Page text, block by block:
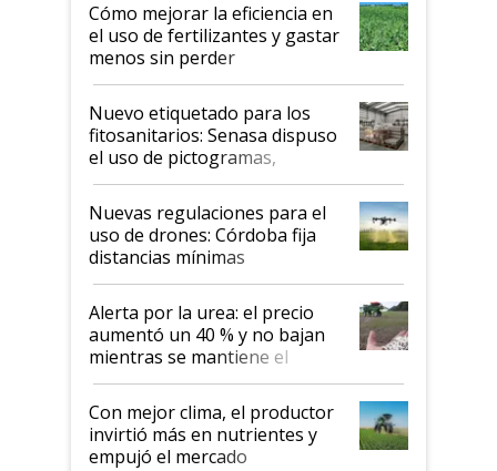
Cómo mejorar la eficiencia en
el uso de fertilizantes y gastar
menos sin perder
productividad en la campaña
fina
Nuevo etiquetado para los
fitosanitarios: Senasa dispuso
el uso de pictogramas,
palabras de advertencia e
indicaciones
Nuevas regulaciones para el
uso de drones: Córdoba fija
distancias mínimas
Alerta por la urea: el precio
aumentó un 40 % y no bajan
mientras se mantiene el
conflicto en Medio Oriente
Con mejor clima, el productor
invirtió más en nutrientes y
empujó el mercado